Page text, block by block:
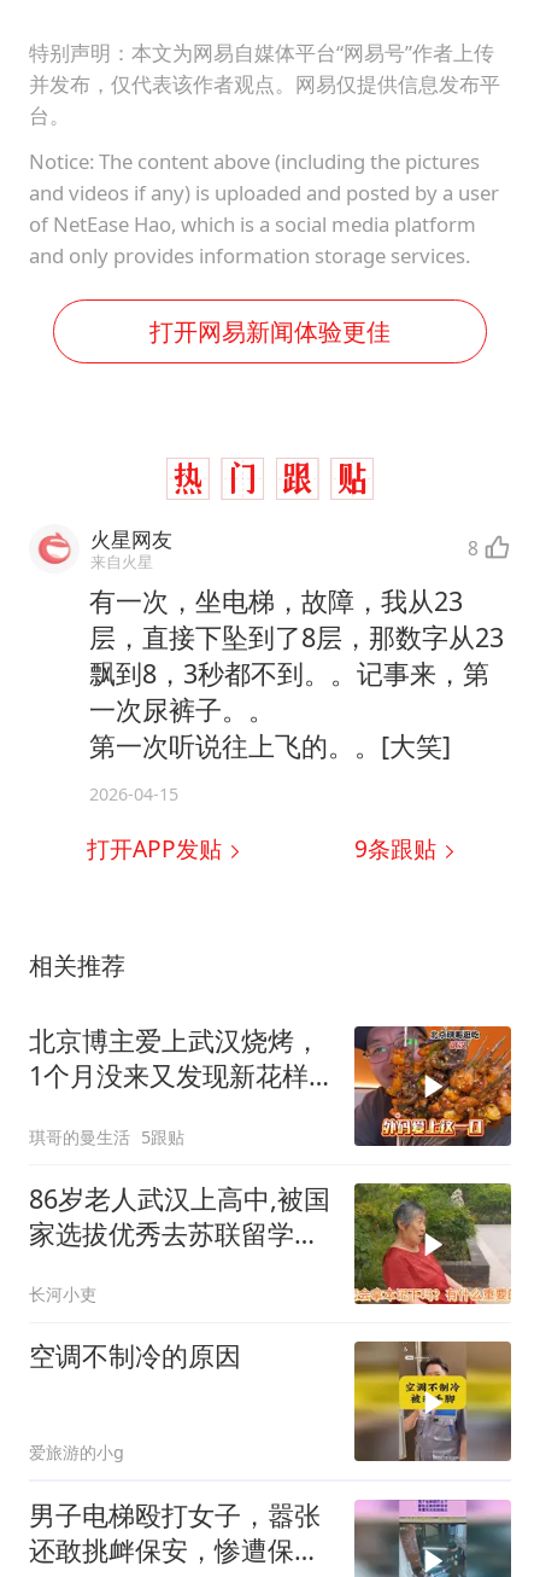
特别声明：本文为网易自媒体平台“网易号”作者上传
并发布，仅代表该作者观点。网易仅提供信息发布平
台。
Notice: The content above (including the pictures
and videos if any) is uploaded and posted by a user
of NetEase Hao, which is a social media platform
and only provides information storage services.
打开网易新闻体验更佳
火星网友
来自火星 8
有一次，坐电梯，故障，我从23
层，直接下坠到了8层，那数字从23
飘到8，3秒都不到。。记事来，第
一次尿裤子。。
第一次听说往上飞的。。[大笑]
2026-04-15
打开APP发贴 9条跟贴
相关推荐
北京博主爱上武汉烧烤，
1个月没来又发现新花样
琪哥的曼生活 5跟贴
86岁老人武汉上高中,被国
家选拔优秀去苏联留学，
长河小吏
空调不制冷的原因
爱旅游的小g
男子电梯殴打女子，嚣张
还敢挑衅保安，惨遭保安